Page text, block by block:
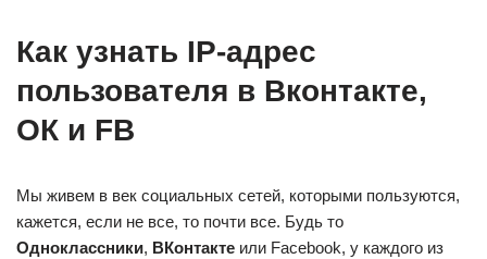
Как узнать IP-адрес
пользователя в Вконтакте,
ОК и FB
Мы живем в век социальных сетей, которыми пользуются,
кажется, если не все, то почти все. Будь то
Одноклассники, ВКонтакте или Facebook, у каждого из